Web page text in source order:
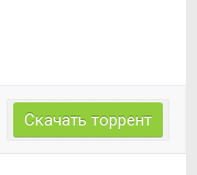
Скачать торрент